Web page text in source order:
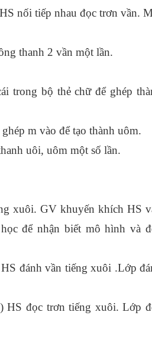
nối tiếp nhau đọc trơn vần.
thanh 2 vần một lần.
trong bộ thẻ chữ để ghép
m vào để tạo thành uôm.
uôi, uôm một số lần.
xuôi. GV khuyến khích HS
để nhận biết mô hình và
đánh vần tiếng xuôi .Lớp
HS đọc trơn tiếng xuôi. Lớp